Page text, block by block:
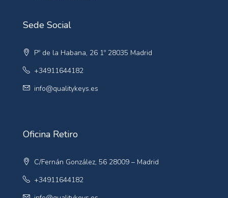
Sede Social
Pº de la Habana, 26 1º 28035 Madrid
+34911644182
info@qualitykeys.es
Oficina Retiro
C/Fernán González, 56 28009 – Madrid
+34911644182